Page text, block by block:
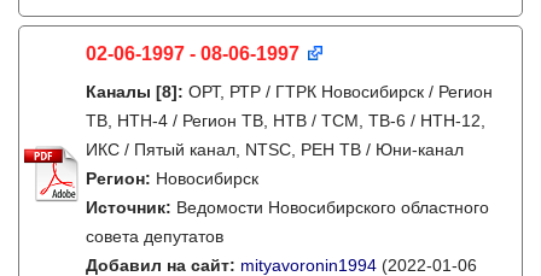
02-06-1997 - 08-06-1997
Каналы [8]: ОРТ, РТР / ГТРК Новосибирск / Регион
ТВ, НТН-4 / Регион ТВ, НТВ / ТСМ, ТВ-6 / НТН-12,
ИКС / Пятый канал, NTSC, РЕН ТВ / Юни-канал
Регион: Новосибирск
Источник: Ведомости Новосибирского областного
совета депутатов
Добавил на сайт: mityavoronin1994 (2022-01-06